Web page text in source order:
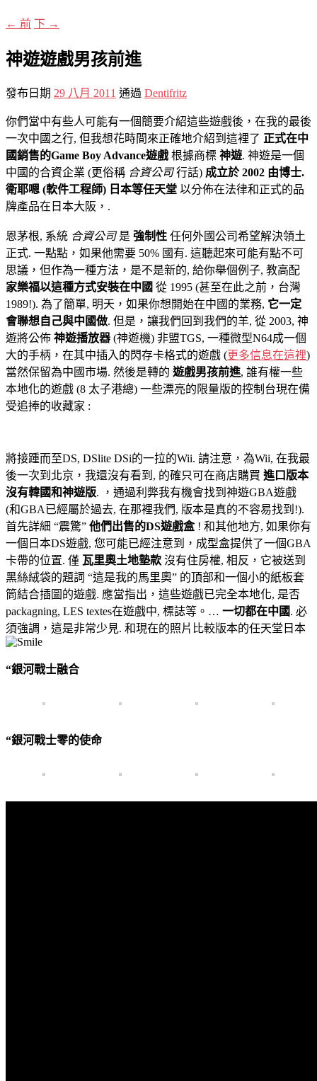
← 前 下 →
神遊遊戲男孩前進
發布日期 29 八月 2011 通過 Dentifritz
你們當中有些人可能有一個簡要介紹這些遊戲後，在我的最後
一次中國之行, 但我想花時間來正確地介紹到這裡了 正式在中
國銷售的Game Boy Advance遊戲 根據商標 神遊. 神遊是一個
中國的合資企業 (更俗稱 合資公司行話) 成立於 2002 由博士.
衛耶嗯 (軟件工程師) 日本等任天堂 以分佈在法律和正式的品
牌產品在日本大阪，.
恩茅根, 系統 合資公司是 強制性 任何外國公司希望解決領土
正式. 一點點，如果他需要 50% 國有. 這聽起來可能有點不可
思議，但作為一種方法，是不是新的, 給你舉個例子, 教高配
家樂福以這種方式安裝在中國 從 1995 (甚至在此之前，台灣
1989!). 為了簡單, 明天，如果你想開始在中國的業務, 它一定
會聯想自己與中國做. 但是，讓我們回到我們的羊, 從 2003, 神
遊將公佈 神遊播放器 (神遊機) 非盟TGS, 一種微型N64成一個
大的手柄，在其中插入的閃存卡格式的遊戲 (更多信息在這裡)
當然保留為中國市場. 然後是轉的 遊戲男孩前進, 誰有權一些
本地化的遊戲 (8 太子港總) 一些漂亮的限量版的控制台現在備
受追捧的收藏家 :
將接踵而至DS, DSlite DSi的一拉的Wii. 請注意，為Wii, 在我最
後一次到北京，我還沒有看到, 的確只可在商店購買 進口版本
沒有韓國和神遊版. ，通過利弊我有機會找到神遊GBA遊戲
(和GBA已經屬於過去, 在那裡我們, 版本是真的不容易找到!).
首先詳細 “震驚” 他們出售的DS遊戲盒! 和其他地方, 如果你有
一個日本DS遊戲, 您可能已經注意到，成型盒提供了一個GBA
卡帶的位置. 僅 瓦里奧土地墊款 沒有住房權, 相反，它被送到
黑絲絨袋的題詞 “這是我的馬里奧” 的頂部和一個小的紙板套
筒結合插圖的遊戲. 應當指出，這些遊戲已完全本地化, 是否
packagning, LES textes在遊戲中, 標誌等。… 一切都在中國. 必
須強調，這是非常少見. 和現在的照片比較版本的任天堂日本
“銀河戰士融合
“銀河戰士零的使命